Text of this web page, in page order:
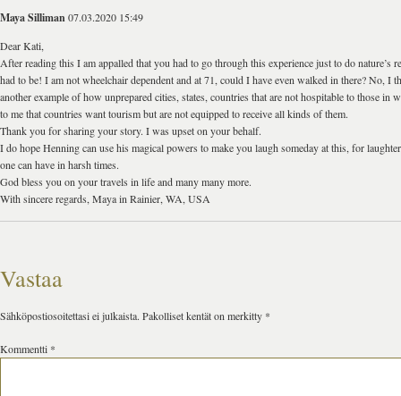
Maya Silliman07.03.2020 15:49
Dear Kati,
After reading this I am appalled that you had to go through this experience just to do nature’s
had to be! I am not wheelchair dependent and at 71, could I have even walked in there? No, I
another example of how unprepared cities, states, countries that are not hospitable to those in
to me that countries want tourism but are not equipped to receive all kinds of them.
Thank you for sharing your story. I was upset on your behalf.
I do hope Henning can use his magical powers to make you laugh someday at this, for
one can have in harsh times.
God bless you on your travels in life and many many more.
With sincere regards, Maya in Rainier, WA, USA
Vastaa
Sähköpostiosoitettasi ei julkaista. Pakolliset kentät on merkitty *
Kommentti *